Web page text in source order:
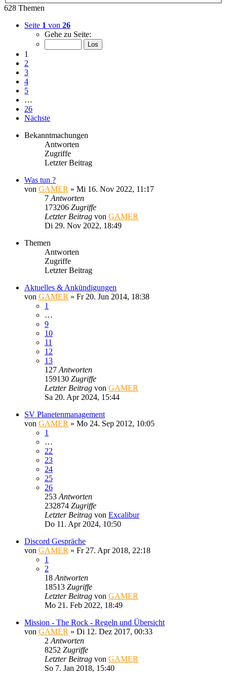
628 Themen
Seite 1 von 26
Gehe zu Seite:
1
2
3
4
5
…
26
Nächste
Bekanntmachungen
Antworten
Zugriffe
Letzter Beitrag
Was tun ?
von GAMER » Mi 16. Nov 2022, 11:17
7 Antworten
173206 Zugriffe
Letzter Beitrag von GAMER
Di 29. Nov 2022, 18:49
Themen
Antworten
Zugriffe
Letzter Beitrag
Aktuelles & Ankündigungen
von GAMER » Fr 20. Jun 2014, 18:38
1
…
9
10
11
12
13
127 Antworten
159130 Zugriffe
Letzter Beitrag von GAMER
Sa 20. Apr 2024, 15:44
SV Planetenmanagement
von GAMER » Mo 24. Sep 2012, 10:05
1
…
22
23
24
25
26
253 Antworten
232874 Zugriffe
Letzter Beitrag von Excalibur
Do 11. Apr 2024, 10:50
Discord Gespräche
von GAMER » Fr 27. Apr 2018, 22:18
1
2
18 Antworten
18513 Zugriffe
Letzter Beitrag von GAMER
Mo 21. Feb 2022, 18:49
Mission - The Rock - Regeln und Übersicht
von GAMER » Di 12. Dez 2017, 00:33
2 Antworten
8252 Zugriffe
Letzter Beitrag von GAMER
So 7. Jan 2018, 15:40